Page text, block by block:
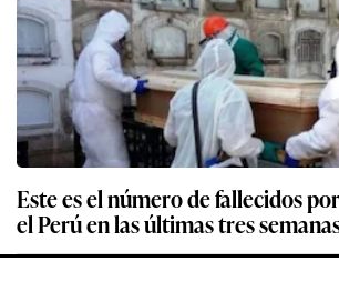
Este es el número de fallecidos
el Perú en las últimas tres